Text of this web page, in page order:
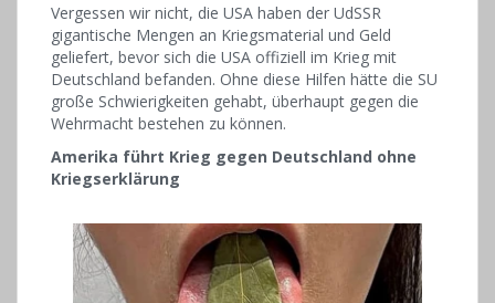
Vergessen wir nicht, die USA haben der UdSSR
gigantische Mengen an Kriegsmaterial und Geld
geliefert, bevor sich die USA offiziell im Krieg mit
Deutschland befanden. Ohne diese Hilfen hätte die SU
große Schwierigkeiten gehabt, überhaupt gegen die
Wehrmacht bestehen zu können.
Amerika führt Krieg gegen Deutschland ohne
Kriegserklärung